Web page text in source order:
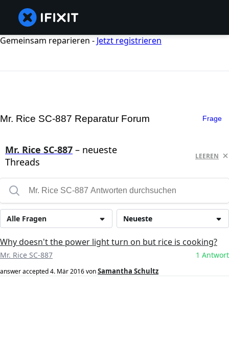
Gemeinsam reparieren - Jetzt registrieren
Mr. Rice SC-887 Reparatur Forum Frage
Mr. Rice SC-887 – neueste
Threads
LEEREN
Neueste
Alle Fragen
Why doesn't the power light turn on but rice is cooking?
Mr. Rice SC-887 1 Antwort
answer accepted4. Mär 2016vonSamantha Schultz